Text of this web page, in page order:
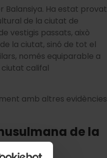
Balansiya. Ha estat provat
de la ciutat de
vestigis passats, això
la ciutat, sinó de tot el
només equiparable a
califal
amb altres evidències
de la